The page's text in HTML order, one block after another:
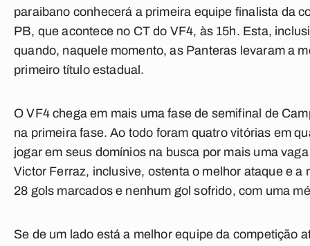
paraibano conhecerá a primeira equipe finalista da
PB, que acontece no CT do VF4, às 15h. Esta,
quando, naquele momento, as Panteras levaram a
primeiro título estadual.
O VF4 chega em mais uma fase de semifinal de
na primeira fase. Ao todo foram quatro vitórias em
jogar em seus domínios na busca por mais uma
Victor Ferraz, inclusive, ostenta o melhor ataque e
28 gols marcados e nenhum gol sofrido, com uma
Se de um lado está a melhor equipe da competição